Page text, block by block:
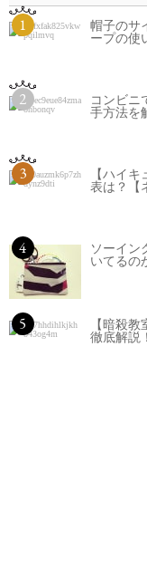
1
帽子のサ
ープの使
2
コンビニ
手方法を
3
【ハイ
表は？【
4
ソーイン
いてるの
5
【暗殺
徹底解説！